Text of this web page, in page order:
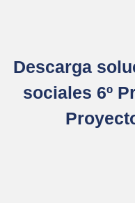
Descarga
sociales 6º